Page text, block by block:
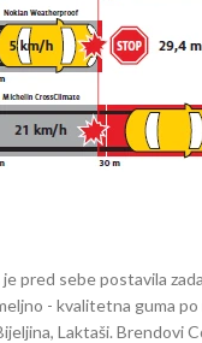
pred sebe postavila
- kvalitetna guma po
Laktaši. Brendovi